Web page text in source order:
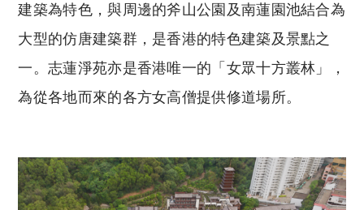
建築為特色，與周邊的斧山公園及南蓮園池結合為
大型的仿唐建築群，是香港的特色建築及景點之
一。志蓮淨苑亦是香港唯一的「女眾十方叢林」，
為從各地而來的各方女高僧提供修道場所。